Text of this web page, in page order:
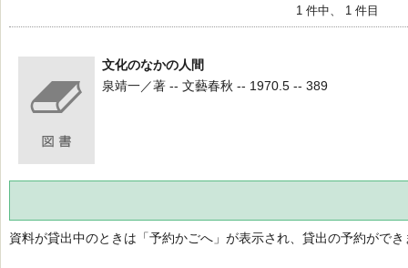
1 件中、 1 件目
文化のなかの人間
泉靖一／著 -- 文藝春秋 -- 1970.5 -- 389
資料が貸出中のときは「予約かごへ」が表示され、貸出の予約ができ